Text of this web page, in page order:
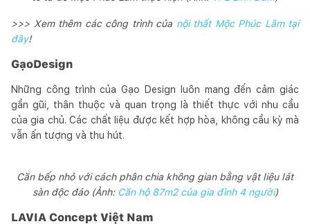
>>> Xem thêm các công trình của nội thất Mộc Phúc Lâm tại
đây!
GạoDesign
Những công trình của Gạo Design luôn mang đến cảm giác
gần gũi, thân thuộc và quan trọng là thiết thực với nhu cầu
của gia chủ. Các chất liệu được kết hợp hòa, không cầu kỳ mà
vẫn ấn tượng và thu hút.
Căn bếp nhỏ với cách phân chia không gian bằng vật liệu lát
sàn độc đáo (Ảnh: Căn hộ 87m2 của gia đình 4 người)
LAVIA Concept Việt Nam